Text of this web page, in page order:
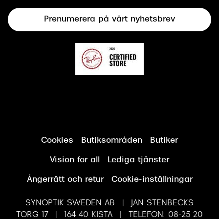
Prenumerera på vårt nyhetsbrev
Cookies Butiksområden Butiker
Vision for all Lediga tjänster
Ångerrätt och retur Cookie-inställningar
SYNOPTIK SWEDEN AB | JAN STENBECKS
TORG 17 | 164 40 KISTA | TELEFON: 08-25 20